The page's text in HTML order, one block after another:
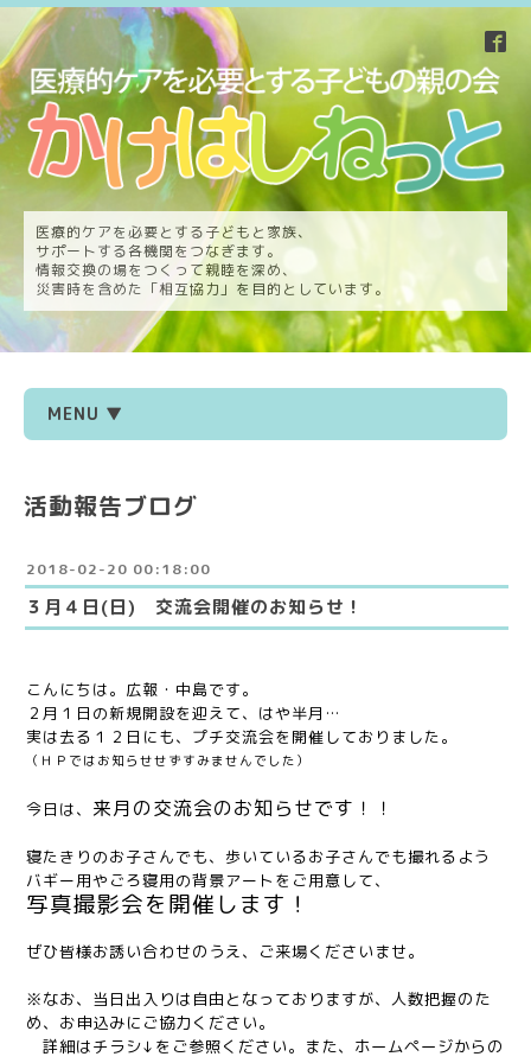
医療的ケアを必要とする子どもと家族、
サポートする各機関をつなぎます。
情報交換の場をつくって親睦を深め、
災害時を含めた「相互協力」を目的としています。
MENU ▼
活動報告ブログ
2018-02-20 00:18:00
３月４日(日) 交流会開催のお知らせ！
こんにちは。広報・中島です。
２月１日の新規開設を迎えて、はや半月…
実は去る１２日にも、プチ交流会を開催しておりました。
（ＨＰではお知らせせずすみませんでした）
今日は、 来月の交流会のお知らせです！！
寝たきりのお子さんでも、歩いているお子さんでも撮れるよう
バギー用やごろ寝用の背景アートをご用意して、
写真撮影会を開催します！
ぜひ皆様お誘い合わせのうえ、ご来場くださいませ。
※なお、当日出入りは自由となっておりますが、 人数把握のた
め、お申込みにご協力ください。
詳細はチラシ↓をご参照ください。また、ホームページからの